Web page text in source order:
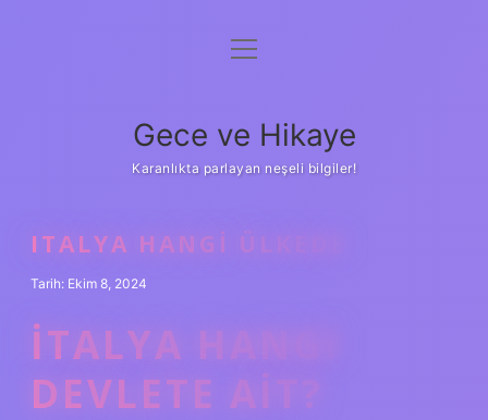
Anasayfa
Yasal Uyarı
menüyü
Gece ve Hikaye
Karanlıkta parlayan neşeli bilgiler!
ITALYA HANGI ÜLKEDE
Tarih: Ekim 8, 2024
İTALYA HANGI
DEVLETE AIT?